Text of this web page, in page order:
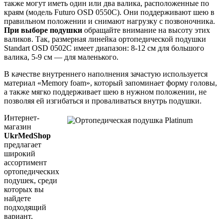
также могут иметь один или два валика, расположенные по
краям (модель Futuro OSD 0550C). Они поддерживают шею в
правильном положении и снимают нагрузку с позвоночника.
При выборе подушки обращайте внимание на высоту этих
валиков. Так, размерная линейка ортопедической подушки
Standart OSD 0502C имеет диапазон: 8-12 см для большого
валика, 5-9 см — для маленького.
В качестве внутреннего наполнения зачастую используется
материал «Memory foam», который запоминает форму головы,
а также мягко поддерживает шею в нужном положении, не
позволяя ей изгибаться и проваливаться внутрь подушки.
Интернет-
магазин
UkrMedShop
предлагает
широкий
ассортимент
ортопедических
подушек, среди
которых вы
найдете
подходящий
вариант,